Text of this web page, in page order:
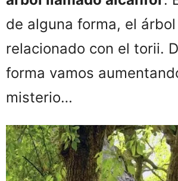
de alguna forma, el
relacionado con el torii.
forma vamos
misterio…